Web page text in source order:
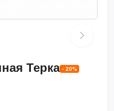
Терка - 20%